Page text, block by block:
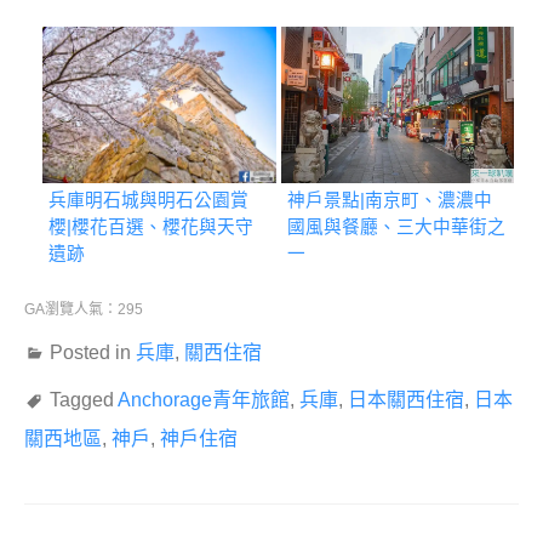
兵庫明石城與明石公園賞
櫻|櫻花百選、櫻花與天守
遺跡
神戶景點|南京町、濃濃中
國風與餐廳、三大中華街之
一
GA瀏覽人氣：295
Posted in 兵庫, 關西住宿
Tagged Anchorage青年旅館, 兵庫, 日本關西住宿, 日本
關西地區, 神戶, 神戶住宿